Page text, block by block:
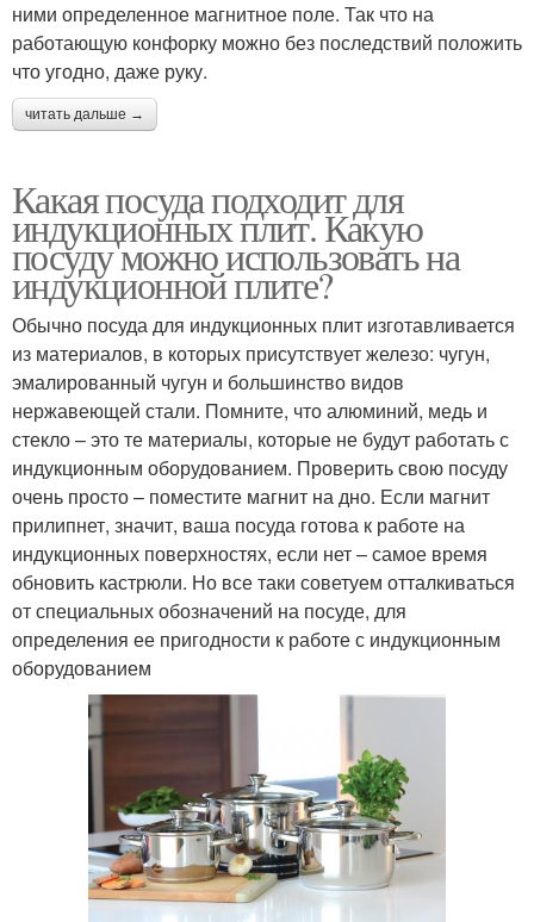
ними определенное магнитное поле. Так что на
работающую конфорку можно без последствий положить
что угодно, даже руку.
читать дальше →
Какая посуда подходит для
индукционных плит. Какую
посуду можно использовать на
индукционной плите?
Обычно посуда для индукционных плит изготавливается
из материалов, в которых присутствует железо: чугун,
эмалированный чугун и большинство видов
нержавеющей стали. Помните, что алюминий, медь и
стекло – это те материалы, которые не будут работать с
индукционным оборудованием. Проверить свою посуду
очень просто – поместите магнит на дно. Если магнит
прилипнет, значит, ваша посуда готова к работе на
индукционных поверхностях, если нет – самое время
обновить кастрюли. Но все таки советуем отталкиваться
от специальных обозначений на посуде, для
определения ее пригодности к работе с индукционным
оборудованием